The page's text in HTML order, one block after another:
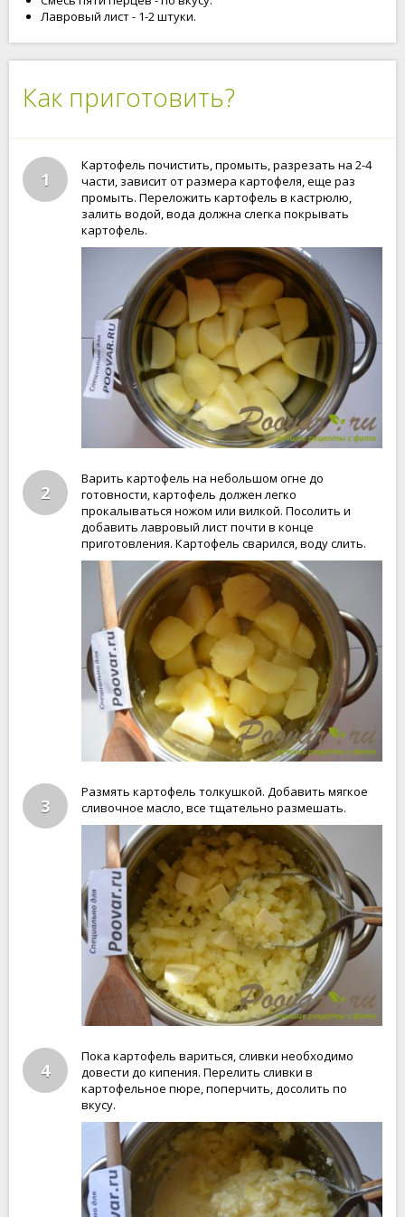
Лавровый лист - 1-2 штуки.
Как приготовить?
1
Картофель почистить, промыть, разрезать на 2-4
части, зависит от размера картофеля, еще раз
промыть. Переложить картофель в кастрюлю,
залить водой, вода должна слегка покрывать
картофель.
2
Варить картофель на небольшом огне до
готовности, картофель должен легко
прокалываться ножом или вилкой. Посолить и
добавить лавровый лист почти в конце
приготовления. Картофель сварился, воду слить.
3
Размять картофель толкушкой. Добавить мягкое
сливочное масло, все тщательно размешать.
4
Пока картофель вариться, сливки необходимо
довести до кипения. Перелить сливки в
картофельное пюре, поперчить, досолить по
вкусу.